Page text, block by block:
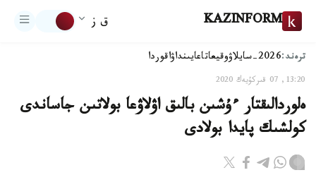
KAZINFORM ق ز
ترەند:2026-سايلاۋ وقيعاتاعايىنداۋاقوردا
13:20, 07 قىركۇيەك 2020
ەلوردالىقتار ءۇشىن بالىق اۋلاۋعا بولاتىن جاساندى
كولشىك پايدا بولادى